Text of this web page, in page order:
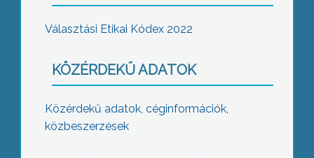
Választási Etikai Kódex 2022
KÖZÉRDEKŰ ADATOK
Közérdekű adatok, céginformációk,
közbeszerzések